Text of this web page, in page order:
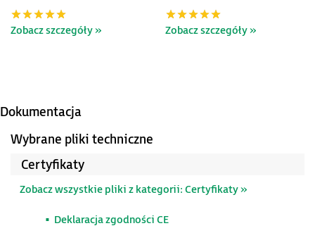
Zobacz szczegóły » Zobacz szczegóły »
Dokumentacja
Wybrane pliki techniczne
Certyfikaty
Zobacz wszystkie pliki z kategorii: Certyfikaty »
Deklaracja zgodności CE